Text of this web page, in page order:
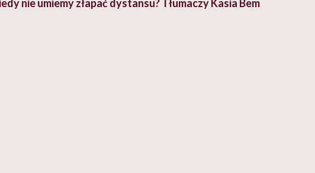
nie umiemy złapać dystansu? Tłumaczy Kasia Bem